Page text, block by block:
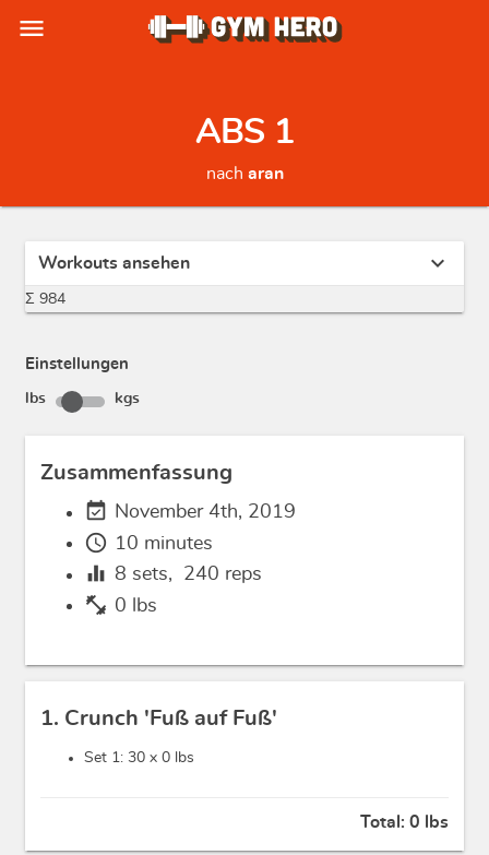
menu
ABS 1
nach aran
Workouts ansehen expand_more
Σ 984
Einstellungen
lbs kgs
Zusammenfassung
event_available November 4th, 2019
schedule 10 minutes
equalizer 8 sets, 240 reps
fitness_center 0 lbs
1. Crunch 'Fuß auf Fuß'
Set 1: 30 x 0 lbs
Total: 0 lbs